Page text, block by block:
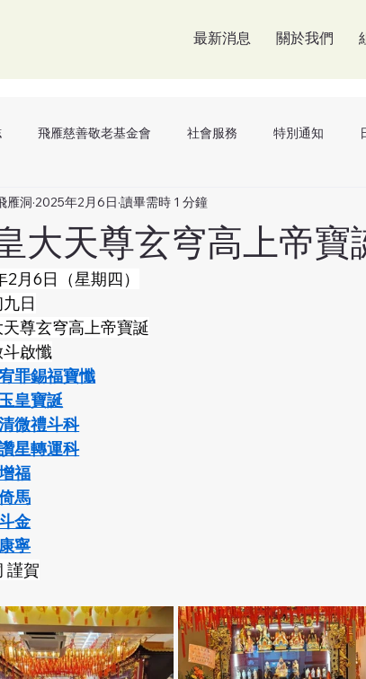
最新消息 關於我們
飛雁慈善敬老基金會 社會服務 特別通知
大天尊玄穹高上帝寶
雁洞 2025年2月6日 讀畢需時 1 分鐘
2月6日（星期四）
日
尊玄穹高上帝寶誕
啟懺
罪錫福寶懺
皇寶誕
微禮斗科
星轉運科
福
馬
金
寧
謹賀